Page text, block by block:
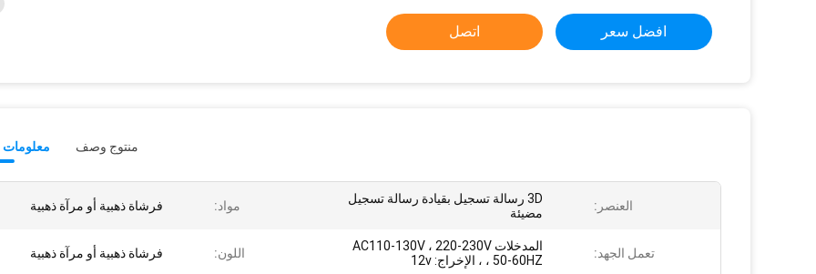
افضل سعر اتصل
معلومات منتوج وصف
العنصر:
3D رسالة تسجيل بقيادة رسالة تسجيل
مضيئة
مواد: فرشاة ذهبية أو مرآة ذهبية
تعمل الجهد:
المدخلات AC110-130V ، 220-230V
، 50-60HZ ، الإخراج: 12v
اللون: فرشاة ذهبية أو مرآة ذهبية